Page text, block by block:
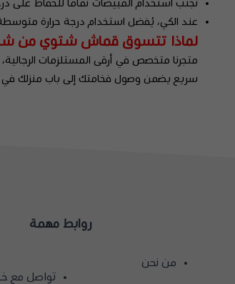
تجنب استخدام المبيضات تماماً للحفاظ على
عند الكي، يُفضل استخدام درجة حرارة
لماذا تتسوق قماش شتوي من
متجرنا متخصص في أرقى المستلزمات
سريع يضمن وصول فخامتك إلى باب منزلك
روابط مهمة
من نحن
تواصل مع